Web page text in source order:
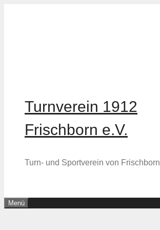
Turnverein 1912
Frischborn e.V.
Turn- und Sportverein von Frischborn
Menü